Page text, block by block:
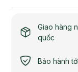
Giao hàng
quốc
Bảo hành